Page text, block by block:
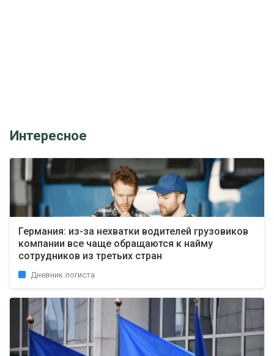
Интересное
Германия: из-за нехватки водителей грузовиков
компании все чаще обращаются к найму
сотрудников из третьих стран
Дневник логиста